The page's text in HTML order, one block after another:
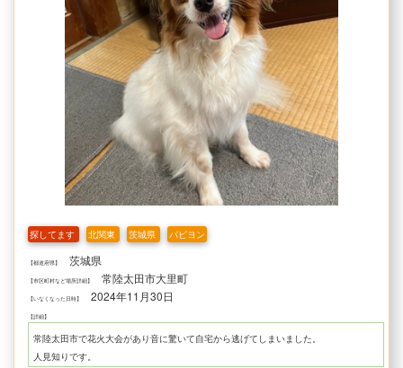
探してます 北関東 茨城県 パピヨン
【都道府県】 茨城県
【市区町村など場所詳細】 常陸太田市大里町
【いなくなった日時】 2024年11月30日
【詳細】
常陸太田市で花火大会があり音に驚いて自宅から逃げてしまいました。
人見知りです。